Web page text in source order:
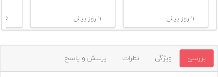
۱۱ روز پیش ۱۱ روز پیش ۱۵ روز پیش
بررسی ویژگی نظرات پرسش و پاسخ